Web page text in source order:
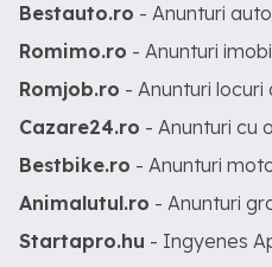
Bestauto.ro - Anunturi
Romimo.ro - Anunturi
Romjob.ro - Anunturi locuri
Cazare24.ro - Anunturi cu
Bestbike.ro - Anunturi
Animalutul.ro - Anunturi
Startapro.hu - Ingyenes